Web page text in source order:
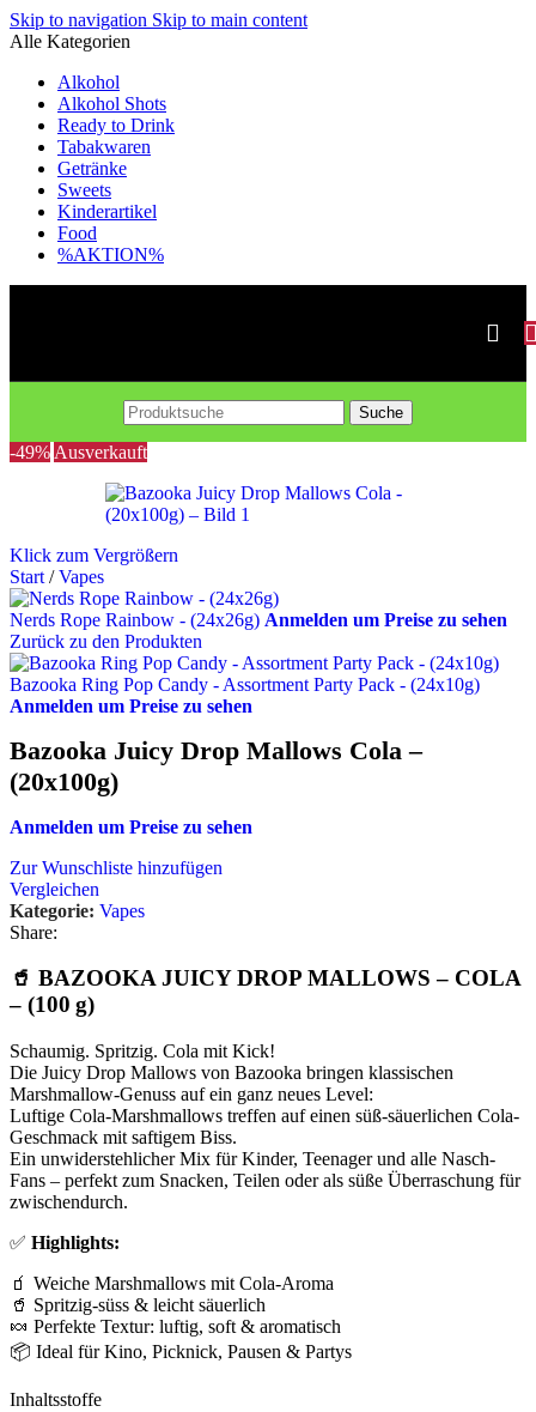
Skip to navigation Skip to main content
Alle Kategorien
Alkohol
Alkohol Shots
Ready to Drink
Tabakwaren
Getränke
Sweets
Kinderartikel
Food
%AKTION%
Suche
-49% Ausverkauft
Klick zum Vergrößern
Start / Vapes
Nerds Rope Rainbow - (24x26g) Anmelden um Preise zu sehen
Zurück zu den Produkten
Bazooka Ring Pop Candy - Assortment Party Pack - (24x10g)
Anmelden um Preise zu sehen
Bazooka Juicy Drop Mallows Cola –
(20x100g)
Anmelden um Preise zu sehen
Zur Wunschliste hinzufügen
Vergleichen
Kategorie: Vapes
Share:
🥤 BAZOOKA JUICY DROP MALLOWS – COLA
– (100 g)
Schaumig. Spritzig. Cola mit Kick!
Die Juicy Drop Mallows von Bazooka bringen klassischen
Marshmallow-Genuss auf ein ganz neues Level:
Luftige Cola-Marshmallows treffen auf einen süß-säuerlichen Cola-
Geschmack mit saftigem Biss.
Ein unwiderstehlicher Mix für Kinder, Teenager und alle Nasch-
Fans – perfekt zum Snacken, Teilen oder als süße Überraschung für
zwischendurch.
✅ Highlights:
🧃 Weiche Marshmallows mit Cola-Aroma
🥤 Spritzig-süss & leicht säuerlich
🍬 Perfekte Textur: luftig, soft & aromatisch
📦 Ideal für Kino, Picknick, Pausen & Partys
Inhaltsstoffe